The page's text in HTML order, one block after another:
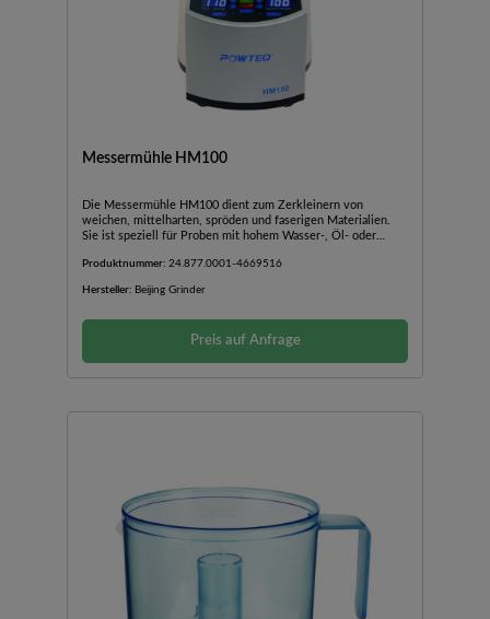
Messermühle HM100
Die Messermühle HM100 dient zum Zerkleinern von
weichen, mittelharten, spröden und faserigen Materialien.
Sie ist speziell für Proben mit hohem Wasser-, Öl- oder
starken Motor angetrieben, um ein zuverlässiges
Landwirtschaft, Biologie, Medizin und
wasserhaltige, ölige oder fetthaltige ProbenElektronisch
geregelte DrehzahlProbenzerkleinerung in nur 10 bis 30
SekundenBis zu 700 ml ProbenvolumenAutoklavierbare
Produktnummer: 24.877.0001-4669516
Hersteller: Beijing Grinder
Preis auf Anfrage